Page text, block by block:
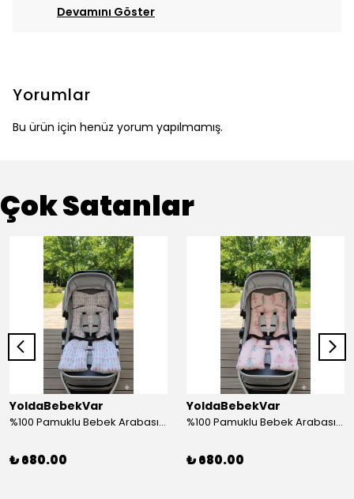
Devamını Göster
Yorumlar
Bu ürün için henüz yorum yapılmamış.
Çok Satanlar
YoldaBebekVar
%100 Pamuklu Bebek Arabası Minderi – Bebeğiniz İçin Rahat, Yumuşak ve Şık Dokunuş
₺ 680.00
YoldaBebekVar
%100 Pamuklu Bebek Arabası Minderi – Bebeğiniz İçin Rahat, Yumuşak ve Şık Dokunuş
₺ 680.00